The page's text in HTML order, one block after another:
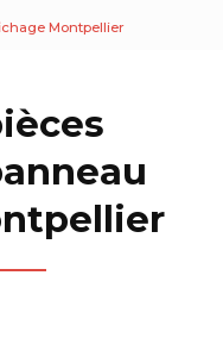
Montpellier